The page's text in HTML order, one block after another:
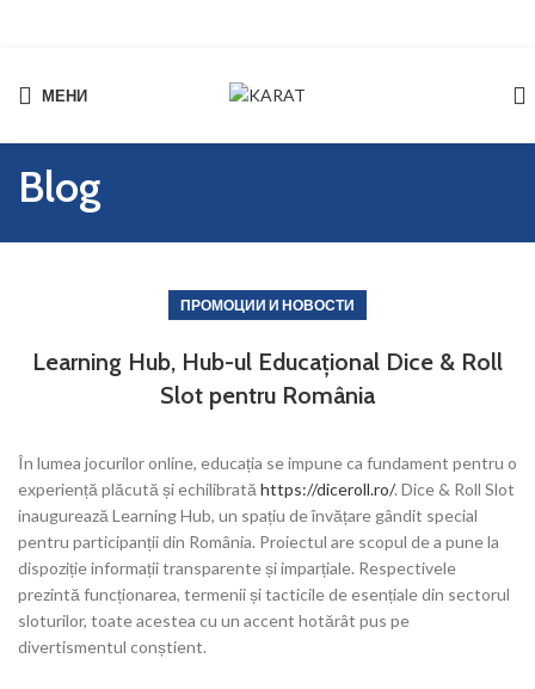
МЕНИ
Blog
ПРОМОЦИИ И НОВОСТИ
Learning Hub, Hub-ul Educațional Dice & Roll
Slot pentru România
În lumea jocurilor online, educația se impune ca fundament pentru o
experiență plăcută și echilibratăhttps://diceroll.ro/. Dice & Roll Slot
inaugurează Learning Hub, un spațiu de învățare gândit special
pentru participanții din România. Proiectul are scopul de a pune la
dispoziție informații transparente și imparțiale. Respectivele
prezintă funcționarea, termenii și tacticile de esențiale din sectorul
sloturilor, toate acestea cu un accent hotărât pus pe
divertismentul conștient.